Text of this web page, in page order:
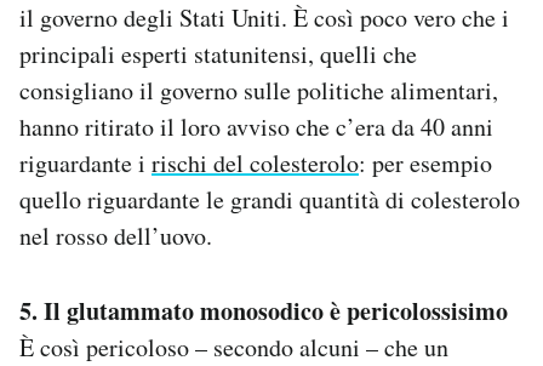
il governo degli Stati Uniti. È così poco vero che i
principali esperti statunitensi, quelli che
consigliano il governo sulle politiche alimentari,
hanno ritirato il loro avviso che c’era da 40 anni
riguardante i rischi del colesterolo: per esempio
quello riguardante le grandi quantità di colesterolo
nel rosso dell’uovo.
5. Il glutammato monosodico è pericolossisimo
È così pericoloso – secondo alcuni – che un